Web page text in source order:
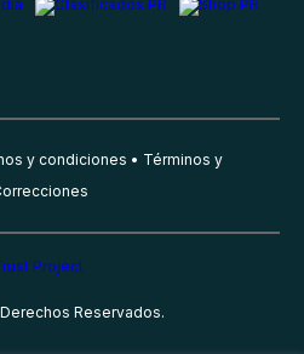
y condiciones
Términos y
Reservados.